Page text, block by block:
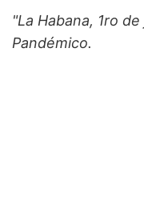
"La Habana, 1ro
Pandémico.